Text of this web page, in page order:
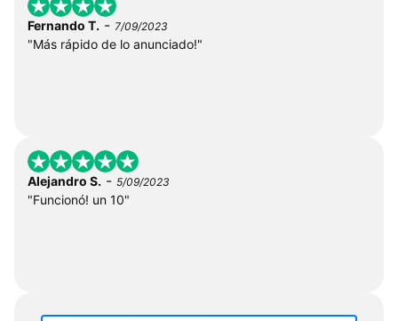
Fernando T. - 7/09/2023
"Más rápido de lo anunciado!"
Alejandro S. - 5/09/2023
"Funcionó! un 10"